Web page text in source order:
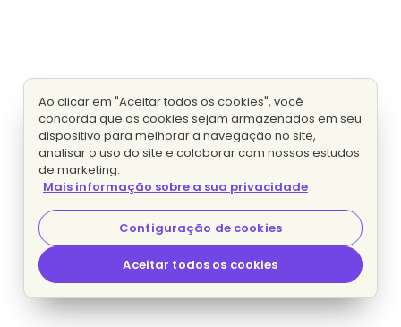
Ao clicar em "Aceitar todos os cookies", você
concorda que os cookies sejam armazenados em seu
dispositivo para melhorar a navegação no site,
analisar o uso do site e colaborar com nossos estudos
de marketing.
Mais informação sobre a sua privacidade
Configuração de cookies
Aceitar todos os cookies